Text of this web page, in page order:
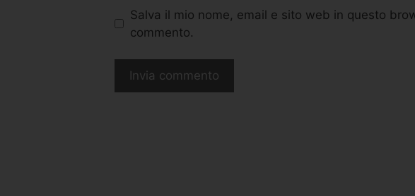
Salva il mio nome, email e sito web in questo
commento.